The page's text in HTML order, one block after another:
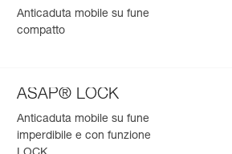
Anticaduta mobile su fune
compatto
ASAP® LOCK
Anticaduta mobile su fune
imperdibile e con funzione